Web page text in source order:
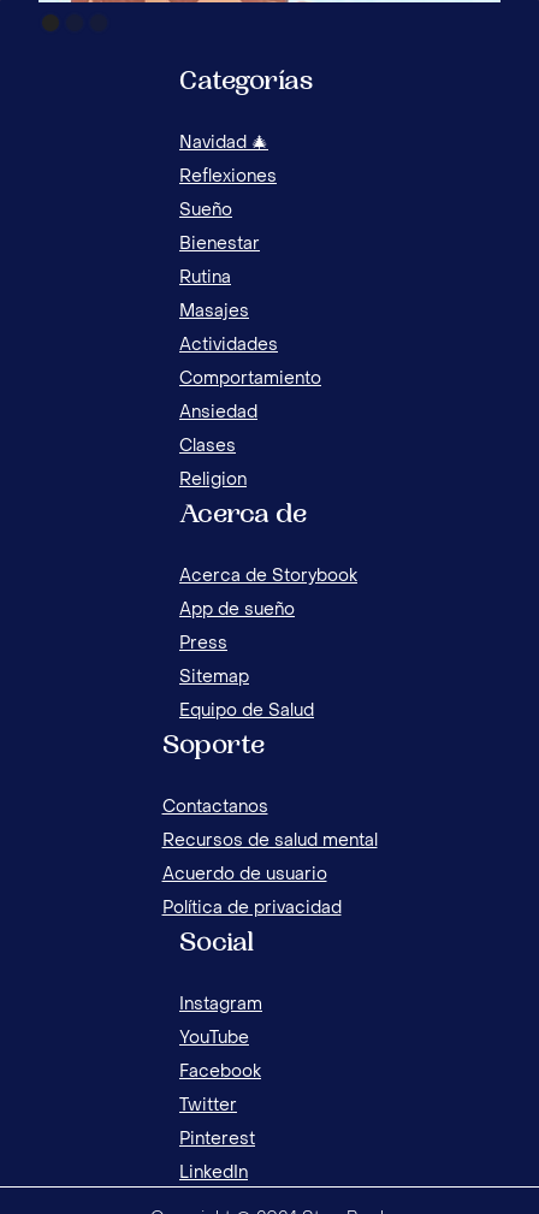
REZAR CON NIÑOS
Categorías
Navidad 🎄
Reflexiones
Sueño
Bienestar
Rutina
Masajes
Actividades
Comportamiento
Ansiedad
Clases
Religion
Acerca de
Acerca de Storybook
App de sueño
Press
Sitemap
Equipo de Salud
Soporte
Contactanos
Recursos de salud mental
Acuerdo de usuario
Política de privacidad
Social
Instagram
YouTube
Facebook
Twitter
Pinterest
LinkedIn